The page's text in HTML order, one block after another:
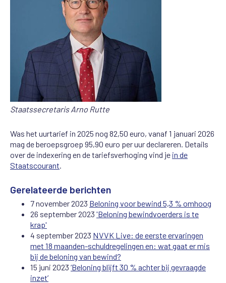
Staatssecretaris Arno Rutte
Was het uurtarief in 2025 nog 82,50 euro, vanaf 1 januari 2026
mag de beroepsgroep 95,90 euro per uur declareren. Details
over de indexering en de tariefsverhoging vind je in de
Staatscourant
Gerelateerde berichten
7 november 2023 Beloning voor bewind 5,3 % omhoog
26 september 2023 'Beloning bewindvoerders is te
krap'
4 september 2023 NVVK Live: de eerste ervaringen
met 18 maanden-schuldregelingen en: wat gaat er mis
bij de beloning van bewind?
15 juni 2023 ‘Beloning blijft 30 % achter bij gevraagde
inzet’